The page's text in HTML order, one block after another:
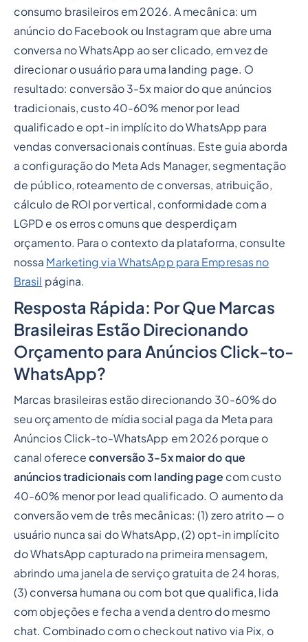
consumo brasileiros em 2026. A mecânica: um
anúncio do Facebook ou Instagram que abre uma
conversa no WhatsApp ao ser clicado, em vez de
direcionar o usuário para uma landing page. O
resultado: conversão 3-5x maior do que anúncios
tradicionais, custo 40-60% menor por lead
qualificado e opt-in implícito do WhatsApp para
vendas conversacionais contínuas. Este guia aborda
a configuração do Meta Ads Manager, segmentação
de público, roteamento de conversas, atribuição,
cálculo de ROI por vertical, conformidade com a
LGPD e os erros comuns que desperdiçam
orçamento. Para o contexto da plataforma, consulte
nossa Marketing via WhatsApp para Empresas no
Brasil página.
Resposta Rápida: Por Que Marcas
Brasileiras Estão Direcionando
Orçamento para Anúncios Click-to-
WhatsApp?
Marcas brasileiras estão direcionando 30-60% do
seu orçamento de mídia social paga da Meta para
Anúncios Click-to-WhatsApp em 2026 porque o
canal oferececonversão 3-5x maior do que
anúncios tradicionais com landing page com custo
40-60% menor por lead qualificado. O aumento da
conversão vem de três mecânicas: (1) zero atrito — o
usuário nunca sai do WhatsApp, (2) opt-in implícito
do WhatsApp capturado na primeira mensagem,
abrindo uma janela de serviço gratuita de 24 horas,
(3) conversa humana ou com bot que qualifica, lida
com objeções e fecha a venda dentro do mesmo
chat. Combinado com o checkout nativo via Pix, o